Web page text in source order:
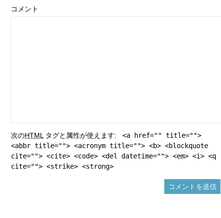
コメント
次のHTML タグと属性が使えます:
<a href="" title="">
<abbr title=""> <acronym title=""> <b> <blockquote
cite=""> <cite> <code> <del datetime=""> <em> <i> <q
cite=""> <strike> <strong>